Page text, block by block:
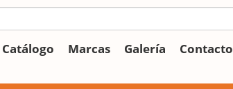
Catálogo Marcas Galería Contacto